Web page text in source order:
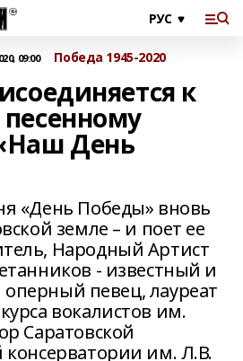
09:00 Победа 1945-2020
к
День
«День Победы» вновь
земле – и поет ее
Народный Артист
- известный и
певец, лауреат
вокалистов им.
Саратовской
консерватории им. Л.В.